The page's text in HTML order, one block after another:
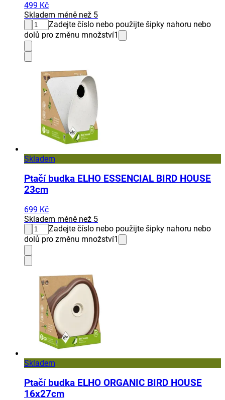
499 Kč
Skladem méně než 5
Zadejte číslo nebo použijte šipky nahoru nebo
dolů pro změnu množství1
Skladem
Ptačí budka ELHO ESSENCIAL BIRD HOUSE
23cm
699 Kč
Skladem méně než 5
Zadejte číslo nebo použijte šipky nahoru nebo
dolů pro změnu množství1
Skladem
Ptačí budka ELHO ORGANIC BIRD HOUSE
16x27cm